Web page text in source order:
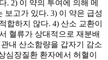
. 2) 이 약의 투여에 의해 메
보고가 있다. 3) 이 약은 급성
합하지 않다. 4) 산소 교환이
혈류가 상대적으로 재분배
내 산소함량을 갑자기 감소
심장질환 환자에서 허혈이